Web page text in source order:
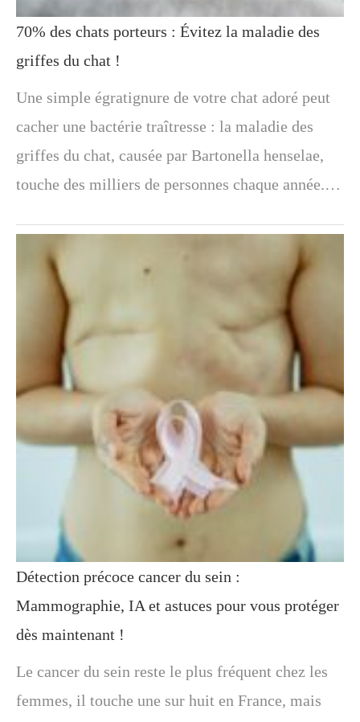
70% des chats porteurs : Évitez la maladie des
griffes du chat !
Une simple égratignure de votre chat adoré peut
cacher une bactérie traîtresse : la maladie des
griffes du chat, causée par Bartonella henselae,
touche des milliers de personnes chaque année.…
Détection précoce cancer du sein :
Mammographie, IA et astuces pour vous protéger
dès maintenant !
Le cancer du sein reste le plus fréquent chez les
femmes, il touche une sur huit en France, mais